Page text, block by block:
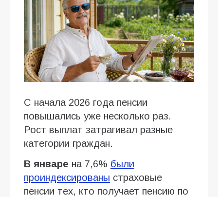
С начала 2026 года пенсии
повышались уже несколько раз.
Рост выплат затрагивал разные
категории граждан.
В январе на 7,6% были
проиндексированы страховые
пенсии тех, кто получает пенсию по